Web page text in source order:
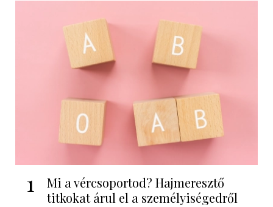
1
Mi a vércsoportod? Hajmeresztő
titkokat árul el a személyiségedről